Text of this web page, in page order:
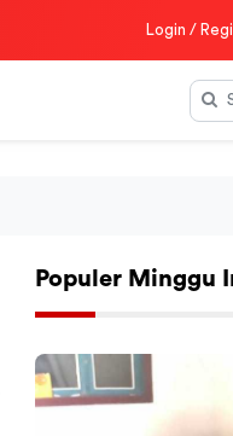
Login /
Populer Minggu